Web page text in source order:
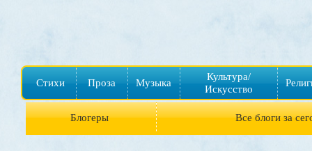
Стихи Проза Музыка
Культура/
Искусство
Блогеры Все блоги за